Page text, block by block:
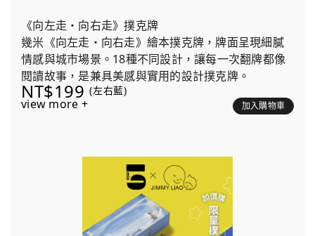
《向左走・向右走》撲克牌
幾米《向左走・向右走》繪本撲克牌，牌面呈現細膩
情感與城市場景。18種不同設計，讓每一次翻牌都像
閱讀故事，是兼具美感與實用的設計撲克牌。
NT$199 (左右藍)
view more + 加入購物車